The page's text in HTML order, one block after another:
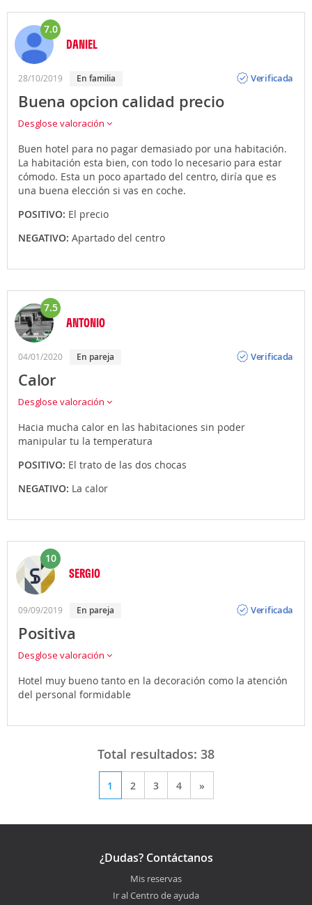
7.0
DANIEL
28/10/2019 en familia
Verificada
Buena opcion calidad precio
Desglose valoración
Buen hotel para no pagar demasiado por una habitación.
La habitación esta bien, con todo lo necesario para estar
cómodo. Esta un poco apartado del centro, diría que es
una buena elección si vas en coche.
POSITIVO: El precio
NEGATIVO: Apartado del centro
7.5
ANTONIO
04/01/2020 en pareja
Verificada
Calor
Desglose valoración
Hacia mucha calor en las habitaciones sin poder
manipular tu la temperatura
POSITIVO: El trato de las dos chocas
NEGATIVO: La calor
10
SERGIO
09/09/2019 en pareja
Verificada
Positiva
Desglose valoración
Hotel muy bueno tanto en la decoración como la atención
del personal formidable
Total resultados: 38
1 2 3 4 »
¿Dudas? Contáctanos
Mis reservas
Ir al Centro de ayuda